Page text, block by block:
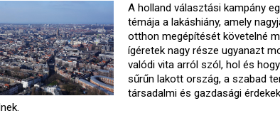
A holland választási kampány
témája a lakáshiány, amely
otthon megépítését követelné
ígéretek nagy része ugyanazt
valódi vita arról szól, hol és
sűrűn lakott ország, a szabad
társadalmi és gazdasági